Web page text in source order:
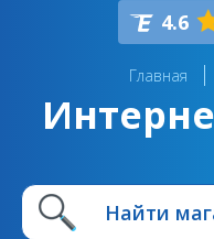
4.6
Главная